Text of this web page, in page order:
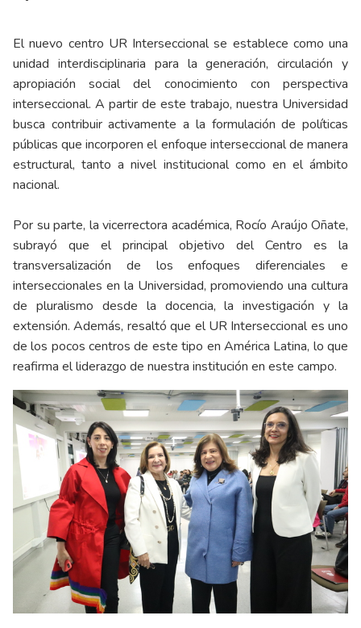
El nuevo centro UR Interseccional se establece como una
unidad interdisciplinaria para la generación, circulación y
apropiación social del conocimiento con perspectiva
interseccional. A partir de este trabajo, nuestra Universidad
busca contribuir activamente a la formulación de políticas
públicas que incorporen el enfoque interseccional de manera
estructural, tanto a nivel institucional como en el ámbito
nacional.
Por su parte, la vicerrectora académica, Rocío Araújo Oñate,
subrayó que el principal objetivo del Centro es la
transversalización de los enfoques diferenciales e
interseccionales en la Universidad, promoviendo una cultura
de pluralismo desde la docencia, la investigación y la
extensión. Además, resaltó que el UR Interseccional es uno
de los pocos centros de este tipo en América Latina, lo que
reafirma el liderazgo de nuestra institución en este campo.